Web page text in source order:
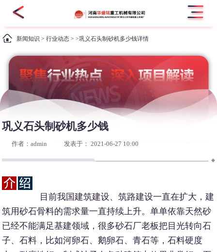
新闻知识 >行业动态 > >巩义石头制砂机多少钱详情
巩义石头制砂机多少钱
作者：admin 发表于： 2021-06-27 10:00
目前我国建筑建设、筑路建设一直在扩大，建
筑用砂石骨料的需求量一直持续上升。单单依靠天然砂
已经不能满足基建领域，很多砂石厂老板把目光转向石
子、石料，比如河卵石、鹅卵石、青石等，石料硬度